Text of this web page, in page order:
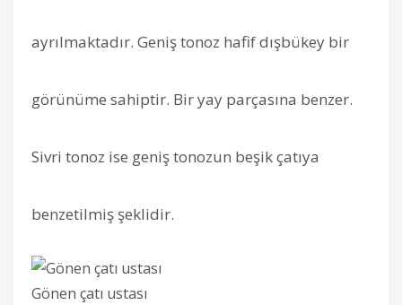
ayrılmaktadır. Geniş tonoz hafif dışbükey bir
görünüme sahiptir. Bir yay parçasına benzer.
Sivri tonoz ise geniş tonozun beşik çatıya
benzetilmiş şeklidir.
Gönen çatı ustası